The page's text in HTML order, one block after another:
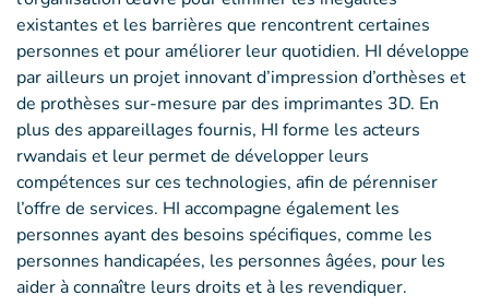
existantes et les barrières que rencontrent certaines
personnes et pour améliorer leur quotidien. HI développe
par ailleurs un projet innovant d’impression d’orthèses et
de prothèses sur-mesure par des imprimantes 3D. En
plus des appareillages fournis, HI forme les acteurs
rwandais et leur permet de développer leurs
compétences sur ces technologies, afin de pérenniser
l’offre de services. HI accompagne également les
personnes ayant des besoins spécifiques, comme les
personnes handicapées, les personnes âgées, pour les
aider à connaître leurs droits et à les revendiquer.